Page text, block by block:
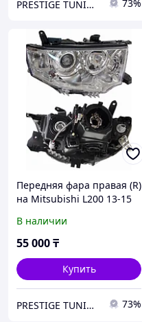
PRESTIGE TUNING 73%
Передняя фара правая (R)
на Mitsubishi L200 13-15
электрокорректором (SAT)
В наличии
55 000₸
Купить
PRESTIGE TUNING 73%